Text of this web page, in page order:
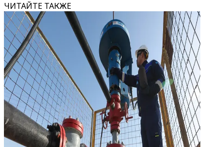
ЧИТАЙТЕ ТАКЖЕ